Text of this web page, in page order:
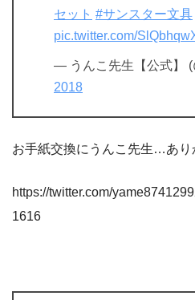
セット #サンスター文具
pic.twitter.com/
— うんこ先生【公式】
2018
お手紙交換にうんこ先生…あり
https://twitter.com/
1616